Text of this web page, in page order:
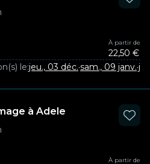
À partir de
22,50 €
le:jeu., 03 déc.·sam., 09 janv.·
à Adele
À partir de